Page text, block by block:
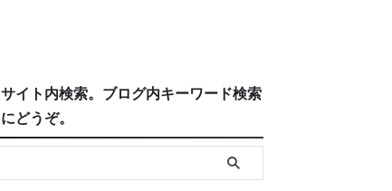
サイト内検索。ブログ内キーワード検索
にどうぞ。